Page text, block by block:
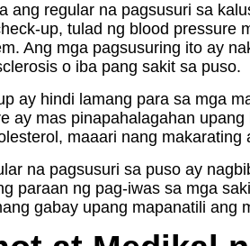
ang regular na pagsusuri sa
up, tulad ng blood pressure
Ang mga pagsusuring ito ay
o iba pang sakit sa puso.
ay hindi lamang para sa mga
ay mas pinapahalagahan
maaari nang
na pagsusuri sa puso ay
paraan ng pag-iwas sa mga
gabay upang mapanatili ang